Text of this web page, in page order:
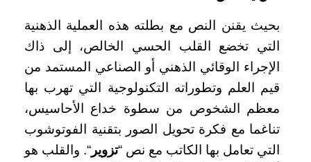
بحيث يقنن النص مع بطلته هذه العملية الذهنية
التي تخضع القلب الحسي الخالص، إلى ذاك
الإجراء الوقائي الذهني أو الصناعي المستمد من
قيم العلم وتطوراته التكنولوجية التي تهرب بها
معظم الشخوص من سطوة خداع الأحاسيس،
تناغما مع فكرة تحويل الصور بتقنية الفوتوشوب
التي تعامل بها الكاتب مع نص “تزوير “. والقلب هو